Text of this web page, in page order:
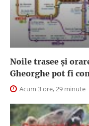
Noile trasee și
Gheorghe pot fi
Acum 3 ore, 29 minute